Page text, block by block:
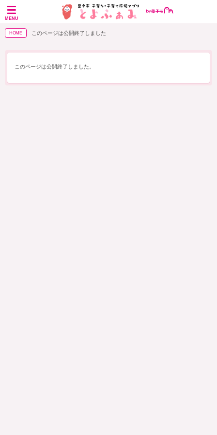
MENU
HOME このページは公開終了しました
このページは公開終了しました。